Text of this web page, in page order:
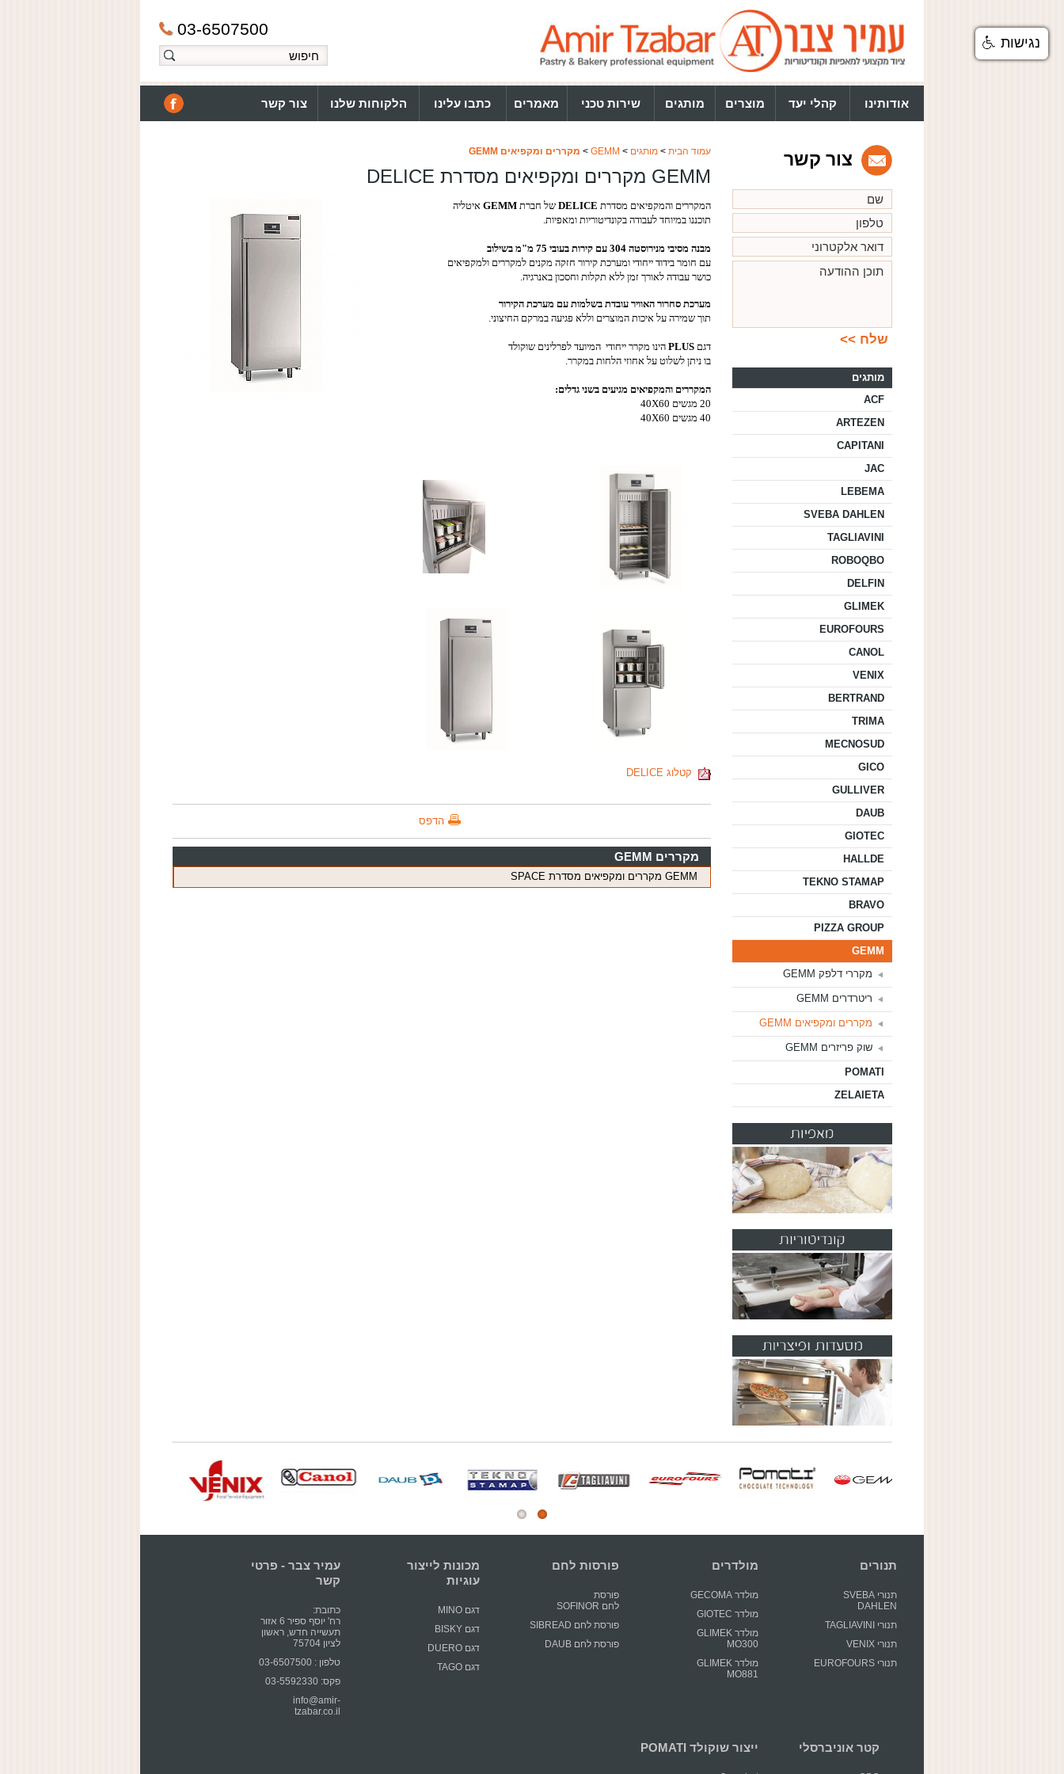
03-6507500
אודותינו קהלי יעד מוצרים מותגים שירות טכני מאמרים כתבו עלינו הלקוחות שלנו צור קשר
עמוד הבית >מותגים >
GEMM
> מקררים ומקפיאים GEMM
GEMM מקררים ומקפיאים מסדרת DELICE
המקררים והמקפיאים מסדרת DELICE של חברתGEMM איטליה
תוכננו במיוחד לעבודה בקונדיטוריות ומאפיות.
מבנה מסיבי מנירוסטה 304 עם קירות בעובי 75 מ"מ בשילוב
עם חומר בידוד ייחודי ומערכת קירור חזקה מקנים למקררים ולמקפיאים
כושר עבודה לאורך זמן ללא תקלות וחסכון באנרגיה.
מערכת סחרור האוויר עובדת בשלמות עם מערכת הקירור
תוך שמירה על איכות המוצרים וללא פגיעה במרקם החיצוני.
דגםPLUS הינו מקרר ייחודי המיועד לפרלינים שוקולד
בו ניתן לשלוט על אחוזי הלחות במקרר.
המקררים והמקפיאים מגיעים בשני גדלים:
20 מגשים 40X60
40 מגשים 40X60
קטלוג DELICE
הדפס
מקררים GEMM
GEMM מקררים ומקפיאים מסדרת SPACE
צור קשר
מותגים
ACF
ARTEZEN
CAPITANI
JAC
LEBEMA
SVEBA DAHLEN
TAGLIAVINI
ROBOQBO
DELFIN
GLIMEK
EUROFOURS
CANOL
VENIX
BERTRAND
TRIMA
MECNOSUD
GICO
GULLIVER
DAUB
GIOTEC
HALLDE
TEKNO STAMAP
BRAVO
PIZZA GROUP
GEMM
מקררי דלפק GEMM
ריטרדרים GEMM
מקררים ומקפיאים GEMM
שוק פריזרים GEMM
POMATI
ZELAIETA
תנורים
תנורי SVEBA
DAHLEN
תנורי TAGLIAVINI
תנורי VENIX
תנורי EUROFOURS
מולדרים
מולדר GECOMA
מולדר GIOTEC
מולדר GLIMEK
MO300
מולדר GLIMEK
MO881
פורסות לחם
פורסת
לחם SOFINOR
פורסת לחם SIBREAD
פורסת לחם DAUB
מכונות לייצור
עוגיות
דגם MINO
דגם BISKY
דגם DUERO
דגם TAGO
עמיר צבר - פרטי
קשר
כתובת:
רח' יוסף ספיר 6 אזור
תעשייה חדש, ראשון
לציון 75704
טלפון : 03-6507500
פקס: 03-5592330
info@amir-
tzabar.co.il
קטר אוניברסלי ייצור שוקולד POMATI
נגישות